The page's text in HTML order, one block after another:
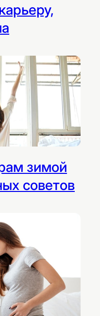
зимой
советов